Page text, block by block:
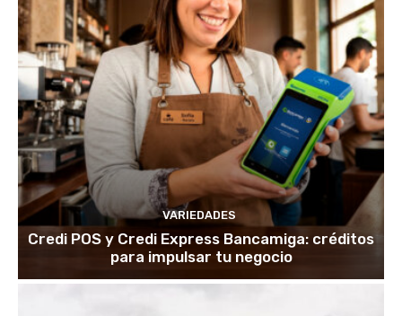
VARIEDADES
Credi POS y Credi Express Bancamiga: créditos
para impulsar tu negocio